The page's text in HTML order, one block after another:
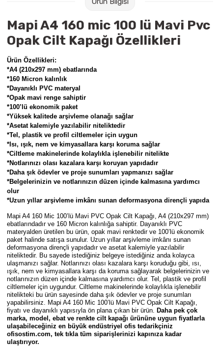
Raptiye & İğneler
Silgiler
Zımbalar
Daksiller
Kaşe Gereçleri
Yapıştırıcılar
Tual
Akrilik Boyalar
Fırçalar
Guaj Boyaları
Kuru Boyalar
Mum Boyalar
Parmak Boyaları
Pastel Boyalar
Sulu Boyalar
Yağlı Boyalar
Mapi A4 160 mic 100 lü Mavi Pvc
Opak Cilt Kapağı Özellikleri
Ürün Özellikleri:
*A4 (210x297 mm) ebatlarında
*160 Micron kalınlık
*Dayanıklı PVC materyal
*Opak mavi renge sahiptir
*100’lü ekonomik paket
*Yüksek kalitede arşivleme olanağı sağlar
*Asetat kalemiyle yazılabilir niteliktedir
*Tel, plastik ve profil ciltlemeler için uygun
*Isı, ışık, nem ve kimyasallara karşı koruma sağlar
*Ciltleme makinelerinde kolaylıkla işlenebilir nitelikte
*Notlarınızı olası kazalara karşı koruyan yapıdadır
*Daha şık ödevler ve proje sunumları yapmanızı sağlar
*Belgelerinizin ve notlarınızın düzen içinde kalmasına yardımcı
olur
*Uzun yıllar arşivleme imkânı sunan deformasyona dirençli yapıda
Mapi A4 160 Mic 100’lü Mavi PVC Opak Cilt Kapağı A4 (210x297 mm)
ebatlarındadır ve 160 Micron kalınlığa sahiptir. Dayanıklı PVC
materyalden üretilen bu ürün, opak mavi renktedir ve 100’lü ekonomik
paket halinde satışa sunulur. Uzun yıllar arşivleme imkânı sunan
deformasyona dirençli yapıdadır ve asetat kalemiyle yazılabilir
niteliktedir. Bu sayede istediğiniz belgeye istediğiniz anda kolayca
ulaşmanızı sağlar. Notlarınızı olası kazalara karşı koruduğu gibi, ısı,
ışık, nem ve kimyasallara karşı da koruma sağlayarak belgelerinizin ve
notlarınızın düzen içinde kalmasına yardımcı olur. Tel, plastik ve profil
ciltlemeler için uygundur. Ciltleme makinelerinde kolaylıkla işlenebilir
nitelikteki bu ürün sayesinde daha şık ödevler ve proje sunumları
yapabilirsiniz. Mapi A4 160 Mic 100’lü Mavi PVC Opak Cilt Kapağı
fiyatı ve dayanıklı yapısıyla ön plana çıkan bir ürün. Daha pek çok
marka, model, ebat ve renkte cilt kapağı ürününe uygun fiyatlarla
ulaşabileceğiniz en büyük endüstriyel ofis tedarikçiniz
ofisostim.com, tek tıkla tüm siparişlerinizi kapınıza kadar
ulaştırıyor.